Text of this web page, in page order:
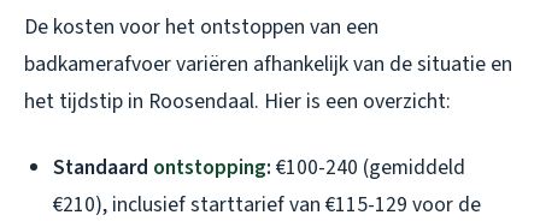
De kosten voor het ontstoppen van een
badkamerafvoer variëren afhankelijk van de situatie en
het tijdstip in Roosendaal. Hier is een overzicht:
Standaard ontstopping: €100-240 (gemiddeld
€210), inclusief starttarief van €115-129 voor de